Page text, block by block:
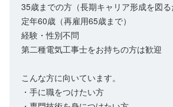
35歳までの方（長期キャリア形成を図る
定年60歳（再雇用65歳まで）
経験・性別不問
第二種電気工事士をお持ちの方は歓迎
こんな方に向いています。
・手に職をつけたい方